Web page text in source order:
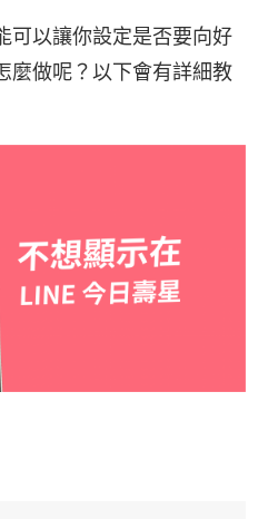
可以讓你設定是否要向好
麼做呢？以下會有詳細教